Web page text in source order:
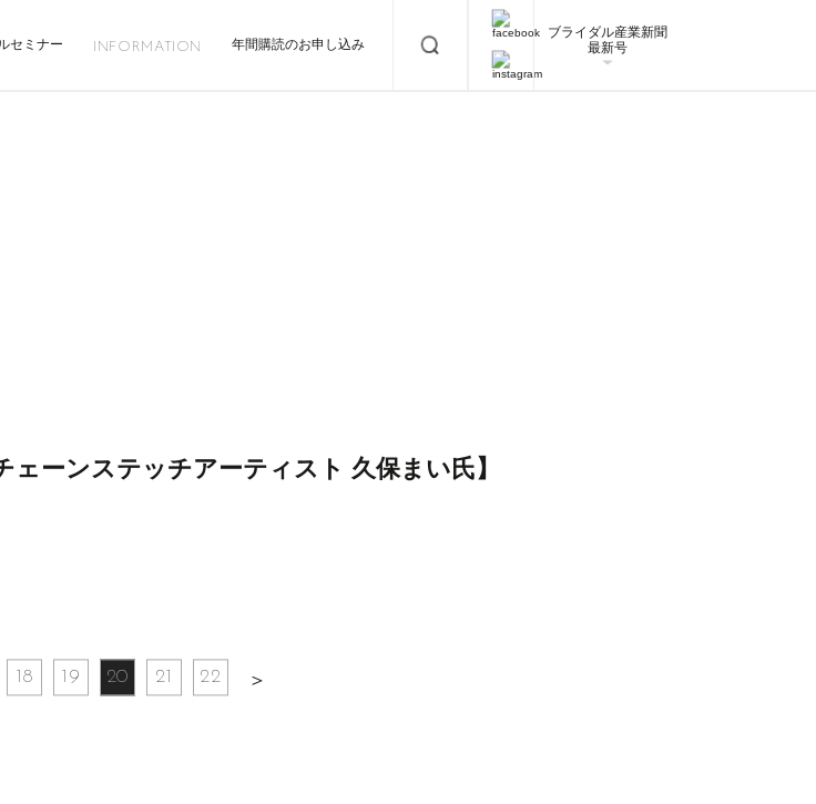
セミナー INFORMATION 年間購読のお申し込み
ブライダル産業新聞
最新号
ーンステッチアーティスト 久保まい氏】
18 19 20 21 22 ＞